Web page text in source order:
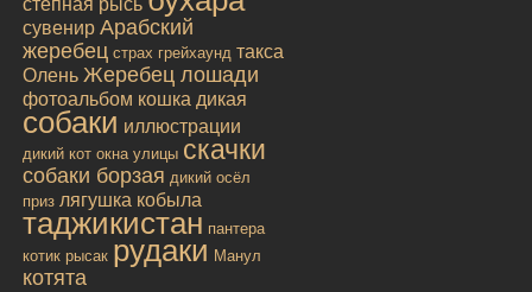
степная рысь
сувенир Арабский
жеребец страх грейхаунд такса
Олень Жеребец лошади
фотоальбом кошка дикая
собаки иллюстрации
дикий кот окна улицы скачки
собаки борзая дикий осёл
приз лягушка кобыла
таджикистан пантера
котик рысак рудаки Манул
котята